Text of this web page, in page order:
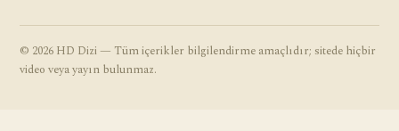
© 2026 HD Dizi — Tüm içerikler bilgilendirme amaçlıdır; sitede hiçbir
video veya yayın bulunmaz.